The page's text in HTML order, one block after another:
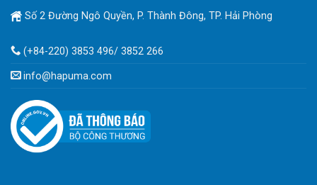
Số 2 Đường Ngô Quyền, P. Thành Đông, TP. Hải Phòng
(+84-220) 3853 496/ 3852 266
info@hapuma.com